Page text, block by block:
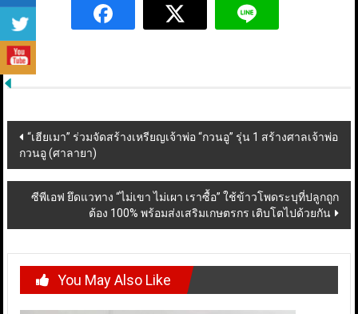
Post
navigation
“เฮียเมา” ร่วมจัดสร้างเหรียญเจ้าพ่อ “กวนอู” รุ่น 1 สร้างศาลเจ้าพ่อ
กวนอู (ศาลายา)
ซีพีเอฟ ยึดแวทาง “ไม่เขา ไม่เผา เราซื้อ” ใช้ข้าวโพดระบุที่ปลูกถูก
ต้อง 100% พร้อมส่งเสริมเกษตรกร เติบโตไปด้วยกัน
You May Also Like